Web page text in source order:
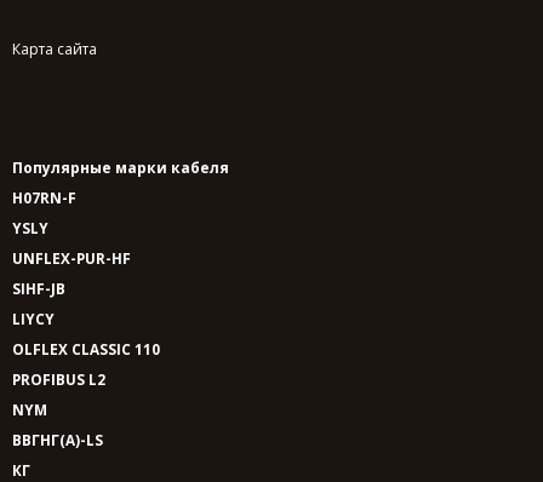
Карта сайта
Популярные марки кабеля
H07RN-F
YSLY
UNFLEX-PUR-HF
SIHF-JB
LIYCY
OLFLEX CLASSIC 110
PROFIBUS L2
NYM
ВВГНГ(A)-LS
КГ